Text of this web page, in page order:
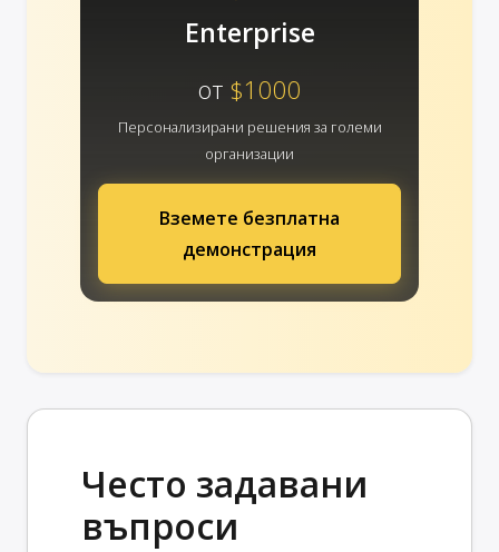
Enterprise
от $1000
Персонализирани решения за големи
организации
Вземете безплатна
демонстрация
Често задавани
въпроси